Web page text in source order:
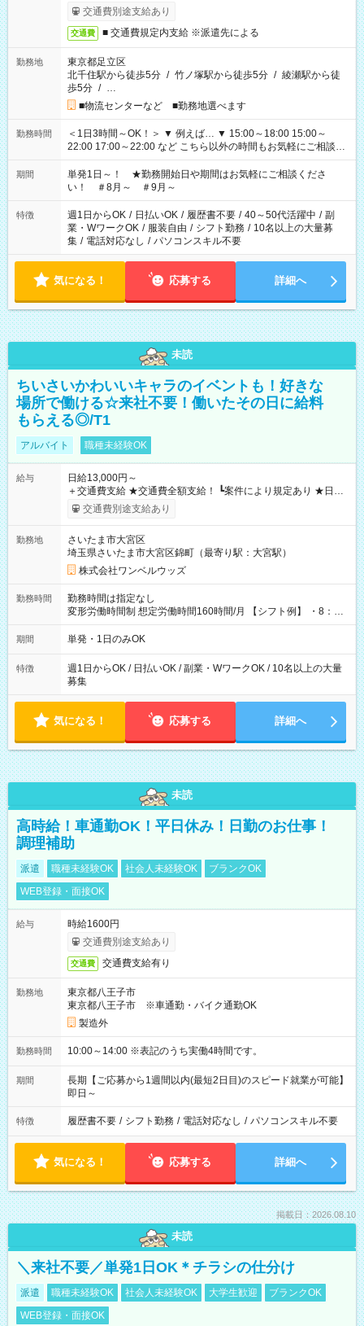
交通費別途支給あり
交通費 ■ 交通費規定内支給 ※派遣先による
勤務地
東京都足立区
北千住駅から徒歩5分 / 竹ノ塚駅から徒歩5分 / 綾瀬駅から徒
歩5分 / …
■物流センターなど ■勤務地選べます
勤務時間
＜1日3時間～OK！＞ ▼ 例えば… ▼ 15:00～18:00 15:00～
22:00 17:00～22:00 など こちら以外の時間もお気軽にご相談く
ださい！
期間
単発1日～！ ★勤務開始日や期間はお気軽にご相談くださ
い！ ＃8月～ ＃9月～
特徴 週1日からOK / 日払いOK / 履歴書不要 / 40～50代活躍中 / 副
業・WワークOK / 服装自由 / シフト勤務 / 10名以上の大量募
集 / 電話対応なし / パソコンスキル不要
気になる！ 応募する 詳細へ
未読
ちいさいかわいいキャラのイベントも！好きな
場所で働ける☆来社不要！働いたその日に給料
もらえる◎/T1
アルバイト 職種未経験OK
給与
日給13,000円～
＋交通費支給 ★交通費全額支給！ ┗案件により規定あり ★日払
いOK！（規定あり） ┗働いたその日に現金GET♪ お仕事後はコ
ンビニATMから 日払い分を引き落とせます！ 【試用期間】試
交通費別途支給あり
勤務地
さいたま市大宮区
埼玉県さいたま市大宮区錦町（最寄り駅：大宮駅）
株式会社ワンベルウッズ
勤務時間
勤務時間は指定なし
変形労働時間制 想定労働時間160時間/月 【シフト例】 ・8：00
～21：00
期間 単発・1日のみOK
特徴
週1日からOK / 日払いOK / 副業・WワークOK / 10名以上の大量
募集
気になる！ 応募する 詳細へ
未読
高時給！車通勤OK！平日休み！日勤のお仕事！
調理補助
派遣 職種未経験OK 社会人未経験OK
ブランクOK
WEB登録・面接OK
給与
時給1600円
交通費別途支給あり
交通費 交通費支給有り
勤務地
東京都八王子市
東京都八王子市 ※車通勤・バイク通勤OK
製造外
勤務時間 10:00～14:00 ※表記のうち実働4時間です。
期間
長期【ご応募から1週間以内(最短2日目)のスピード就業が可能】
即日～
特徴 履歴書不要 / シフト勤務 / 電話対応なし / パソコンスキル不要
気になる！ 応募する 詳細へ
掲載日：2026.08.10
未読
＼来社不要／単発1日OK＊チラシの仕分け
派遣 職種未経験OK 社会人未経験OK 大学生歓迎
ブランクOK
WEB登録・面接OK